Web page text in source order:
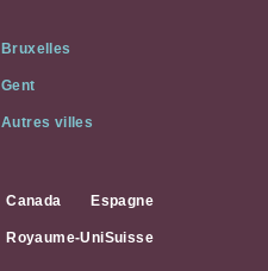
Bruxelles
Gent
Autres villes
Canada Espagne
Royaume-UniSuisse